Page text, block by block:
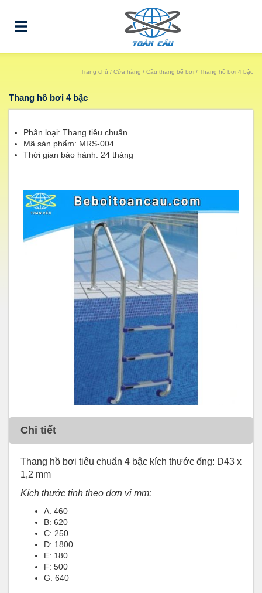
Trang chủ / Cửa hàng / Cầu thang bể bơi / Thang hồ bơi 4 bậc
Thang hồ bơi 4 bậc
Phân loại: Thang tiêu chuẩn
Mã sản phẩm: MRS-004
Thời gian bảo hành: 24 tháng
Chi tiết
Thang hồ bơi tiêu chuẩn 4 bậc kích thước ống: D43 x
1,2 mm
Kích thước tính theo đơn vị mm:
A: 460
B: 620
C: 250
D: 1800
E: 180
F: 500
G: 640